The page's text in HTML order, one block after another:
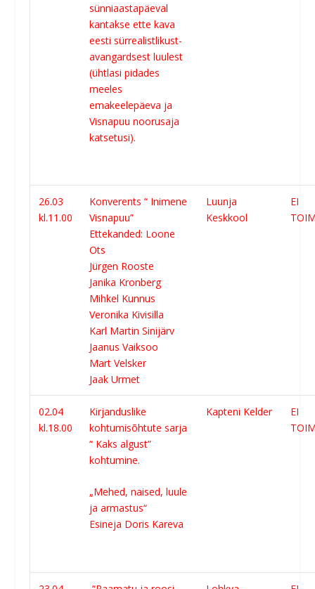
sünniaastapäeval
kantakse ette kava
eesti sürrealistlikust-
avangardsest luulest
(ühtlasi pidades
meeles
emakeelepäeva ja
Visnapuu noorusaja
katsetusi).
26.03
kl.11.00
Konverents “ Inimene
Visnapuu”
Ettekanded: Loone
Ots
Jürgen Rooste
Janika Kronberg
Mihkel Kunnus
Veronika Kivisilla
Karl Martin Sinijärv
Jaanus Vaiksoo
Mart Velsker
Jaak Urmet
Luunja
Keskkool
EI
02.04
kl.18.00
Kirjanduslike
kohtumisõhtute sarja
“ Kaks algust”
kohtumine.
„Mehed, naised, luule
ja armastus“
Esineja Doris Kareva
Kapteni Kelder
EI